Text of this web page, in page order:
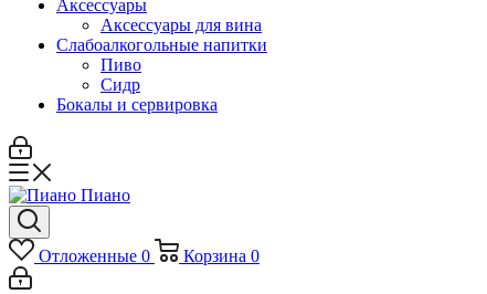
Аксессуары
Аксессуары для вина
Слабоалкогольные напитки
Пиво
Сидр
Бокалы и сервировка
Отложенные 0 Корзина 0